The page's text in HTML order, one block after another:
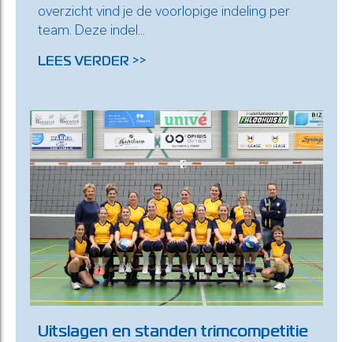
overzicht vind je de voorlopige indeling per
team. Deze indel...
LEES VERDER >>
Uitslagen en standen trimcompetitie